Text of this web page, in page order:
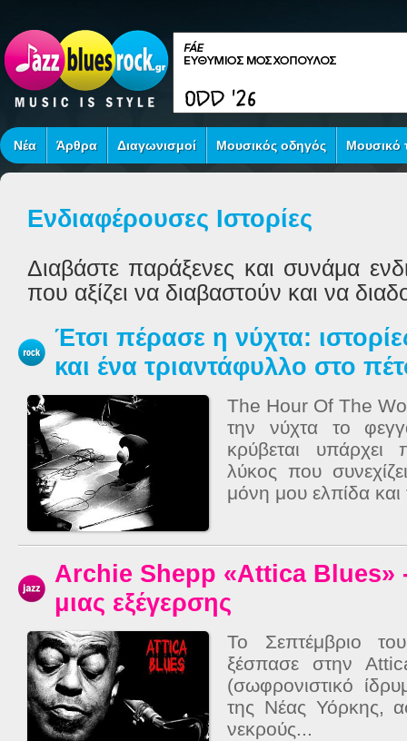
Νέα Άρθρα Διαγωνισμοί Μουσικός οδηγός Μουσικό
Ενδιαφέρουσες Ιστορίες
Διαβάστε παράξενες και συνάμα
που αξίζει να διαβαστούν και να
Έτσι πέρασε η νύχτα:
και ένα τριαντάφυλλο στο
The Hour Of The
την νύχτα το
κρύβεται υπάρχει
λύκος που
μόνη μου ελπίδα
Archie Shepp «Attica Blues»
μιας εξέγερσης
Το Σεπτέμβριο
ξέσπασε στην
(σωφρονιστικό
της Νέας Υόρκης,
νεκρούς...